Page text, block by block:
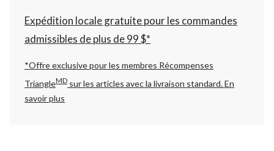
Expédition locale gratuite pour les commandes
admissibles de plus de 99 $*
*Offre exclusive pour les membres Récompenses
TriangleMD sur les articles avec la livraison standard.En
savoir plus